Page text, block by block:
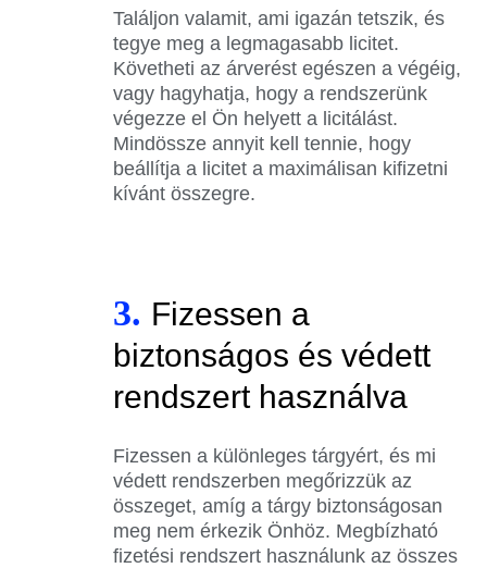
Találjon valamit, ami igazán tetszik, és
tegye meg a legmagasabb licitet.
Követheti az árverést egészen a végéig,
vagy hagyhatja, hogy a rendszerünk
végezze el Ön helyett a licitálást.
Mindössze annyit kell tennie, hogy
beállítja a licitet a maximálisan kifizetni
kívánt összegre.
3. Fizessen a
biztonságos és védett
rendszert használva
Fizessen a különleges tárgyért, és mi
védett rendszerben megőrizzük az
összeget, amíg a tárgy biztonságosan
meg nem érkezik Önhöz. Megbízható
fizetési rendszert használunk az összes